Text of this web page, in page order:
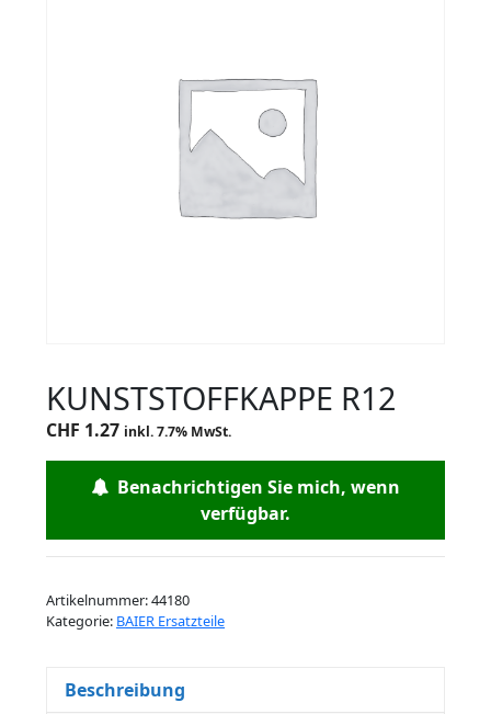
KUNSTSTOFFKAPPE R12
CHF 1.27 inkl. 7.7% MwSt.
Benachrichtigen Sie mich, wenn
verfügbar.
Artikelnummer:44180
Kategorie: BAIER Ersatzteile
Beschreibung